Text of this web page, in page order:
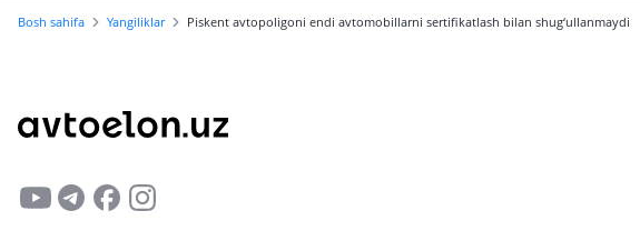
Bosh sahifa Yangiliklar Piskent avtopoligoni endi avtomobillarni sertifikatlash bilan shug‘ullanmaydi